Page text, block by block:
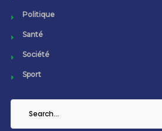
Politique
Santé
Société
Sport